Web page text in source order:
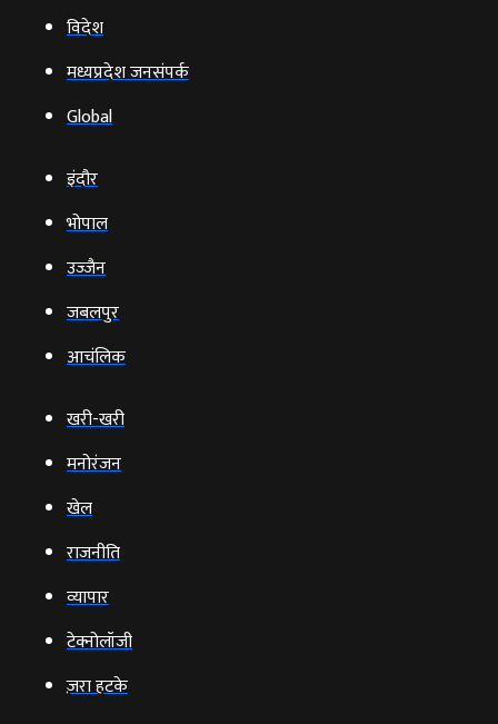
विदेश
मध्यप्रदेश जनसंपर्क
Global
इंदौर
भोपाल
उज्‍जैन
जबलपुर
आचंलिक
खरी-खरी
मनोरंजन
खेल
राजनीति
व्‍यापार
टेक्‍नोलॉजी
ज़रा हटके